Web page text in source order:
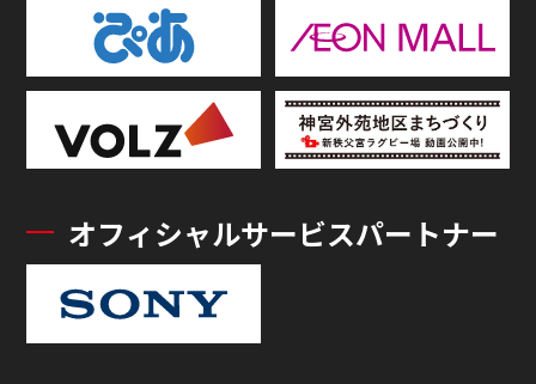
オフィシャルサービスパートナー